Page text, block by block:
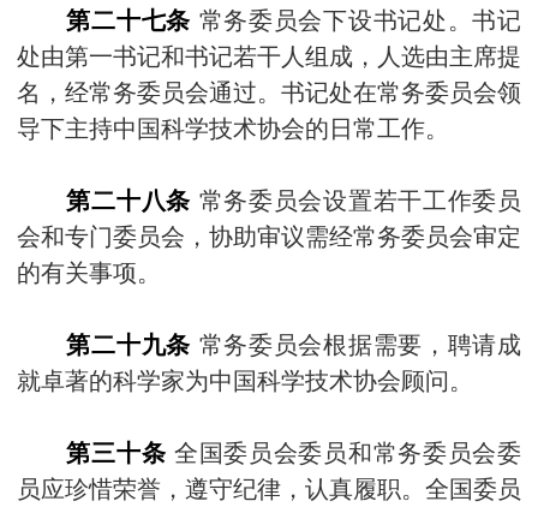
第二十七条 常务委员会下设书记处。书记
处由第一书记和书记若干人组成，人选由主席提
名，经常务委员会通过。书记处在常务委员会领
导下主持中国科学技术协会的日常工作。
第二十八条 常务委员会设置若干工作委员
会和专门委员会，协助审议需经常务委员会审定
的有关事项。
第二十九条 常务委员会根据需要，聘请成
就卓著的科学家为中国科学技术协会顾问。
第三十条 全国委员会委员和常务委员会委
员应珍惜荣誉，遵守纪律，认真履职。全国委员